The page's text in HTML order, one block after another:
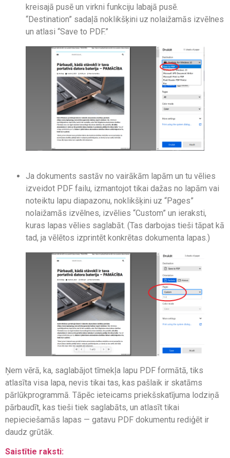
kreisajā pusē un virkni funkciju labajā pusē.
“Destination” sadaļā noklikšķini uz nolaižamās izvēlnes
un atlasi “Save to PDF.”
Ja dokuments sastāv no vairākām lapām un tu vēlies
izveidot PDF failu, izmantojot tikai dažas no lapām vai
noteiktu lapu diapazonu, noklikšķini uz “Pages”
nolaižamās izvēlnes, izvēlies “Custom” un ieraksti,
kuras lapas vēlies saglabāt. (Tas darbojas tieši tāpat kā
tad, ja vēlētos izprintēt konkrētas dokumenta lapas.)
Ņem vērā, ka, saglabājot tīmekļa lapu PDF formātā, tiks
atlasīta visa lapa, nevis tikai tas, kas pašlaik ir skatāms
pārlūkprogrammā. Tāpēc ieteicams priekšskatījuma lodziņā
pārbaudīt, kas tieši tiek saglabāts, un atlasīt tikai
nepieciešamās lapas — gatavu PDF dokumentu rediģēt ir
daudz grūtāk.
Saistītie raksti: